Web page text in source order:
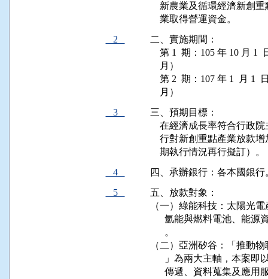
新農業及循環經濟新創
    業取得營運資金。
2
二、實施期間：
第 1  期：105 年 10 月 1
    月）
第 2  期：107 年 1  月 1
    月）
3
三、預期目標：
在經濟成長率符合行政
行對新創重點產業放款增
    期執行情況再行擬訂）。
4
四、承辦銀行：各本國銀行
5
五、放款對象：
（一）綠能科技：太陽光
氫能與燃料電池、能
      。
（二）亞洲矽谷：「推動
」為兩大主軸，本案
傳遞、資料蒐集及應用